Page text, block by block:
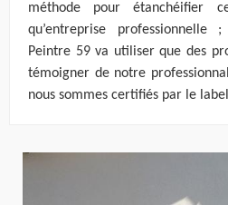
méthode pour étanchéifier
qu’entreprise
Peintre 59 va utiliser que des
témoigner de notre
nous sommes certifiés par le label